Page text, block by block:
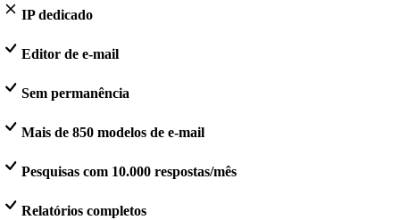
IP dedicado
Editor de e-mail
Sem permanência
Mais de 850 modelos de e-mail
Pesquisas com 10.000 respostas/mês
Relatórios completos